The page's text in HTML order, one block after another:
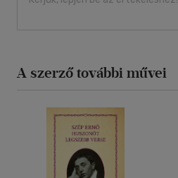
A szerző további művei